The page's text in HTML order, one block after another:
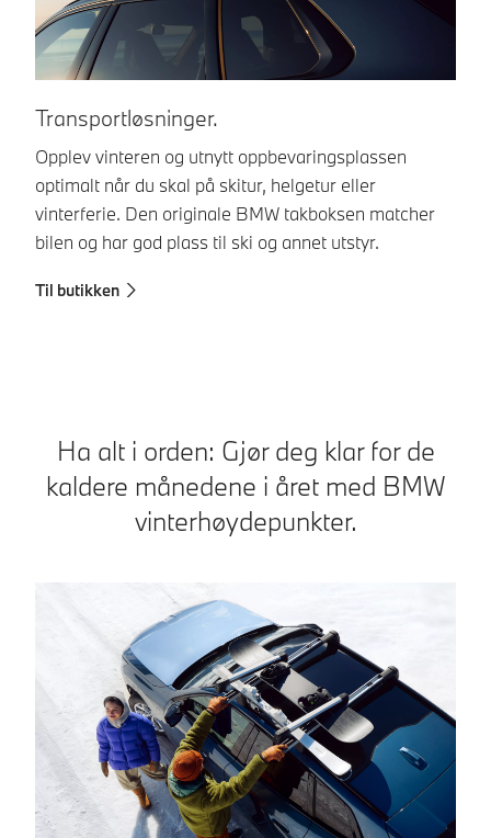
Transportløsninger.
Opplev vinteren og utnytt oppbevaringsplassen
optimalt når du skal på skitur, helgetur eller
vinterferie. Den originale BMW takboksen matcher
bilen og har god plass til ski og annet utstyr.
Til butikken
Ha alt i orden: Gjør deg klar for de
kaldere månedene i året med BMW
vinterhøydepunkter.